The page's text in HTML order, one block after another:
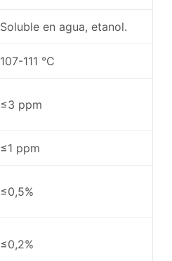
Soluble en agua, etanol.
107-111 °C
≤3 ppm
≤1 ppm
≤0,5%
≤0,2%